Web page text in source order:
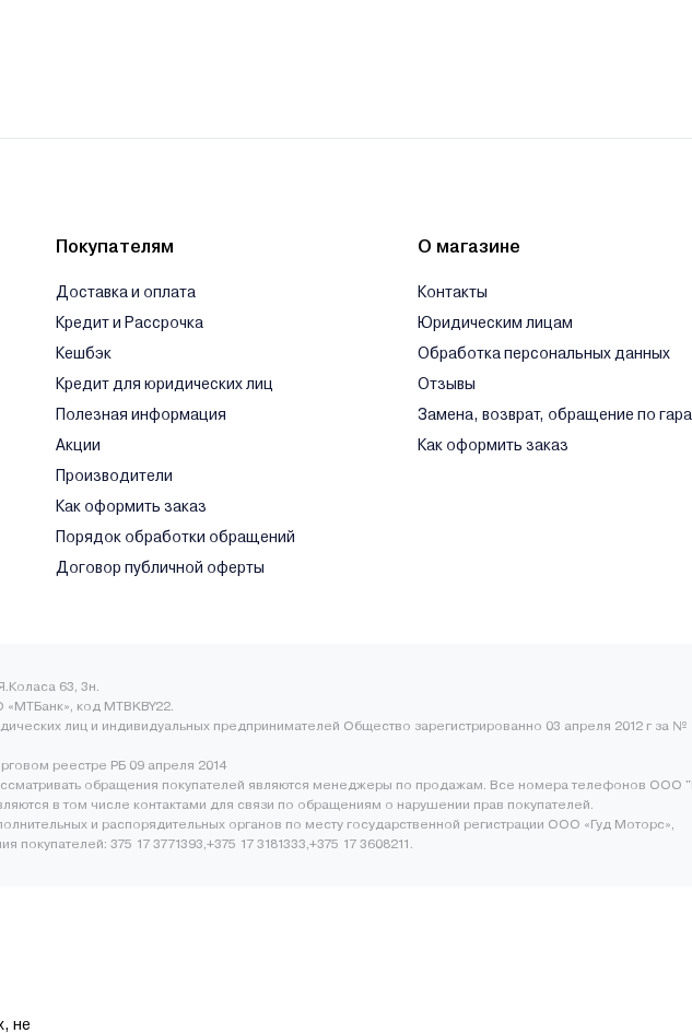
Покупателям
Доставка и оплата
Кредит и Рассрочка
Кешбэк
Кредит для юридических лиц
Полезная информация
Акции
Производители
Как оформить заказ
Порядок обработки обращений
Договор публичной оферты
О магазине
Контакты
Юридическим лицам
Обработка персональных данных
Отзывы
Замена, возврат, обращение по
Как оформить заказ
63, 3н.
«МТБанк», код MTBKBY22.
лиц и индивидуальных предпринимателей Общество зарегистрированно 03 апреля 2012 г за №
реестре РБ 09 апреля 2014
обращения покупателей являются менеджеры по продажам. Все номера телефонов ООО
в том числе контактами для связи по обращениям о нарушении прав покупателей.
и распорядительных органов по месту государственной регистрации ООО «Гуд Моторс»,
375 17 3771393,+375 17 3181333,+375 17 3608211.
не